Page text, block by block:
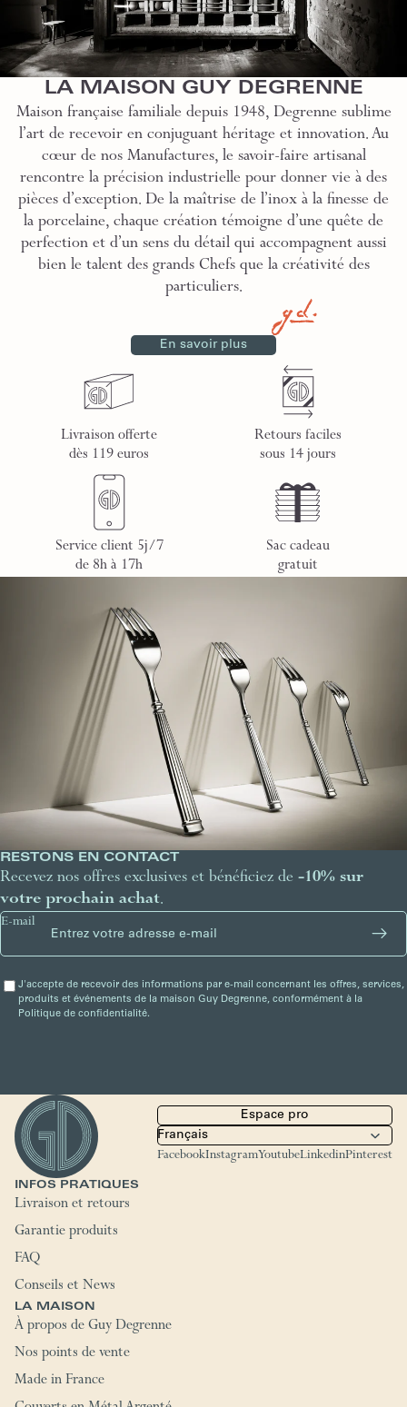
LA MAISON GUY DEGRENNE
Maison française familiale depuis 1948, Degrenne sublime
l’art de recevoir en conjuguant héritage et innovation. Au
cœur de nos Manufactures, le savoir-faire artisanal
rencontre la précision industrielle pour donner vie à des
pièces d’exception. De la maîtrise de l’inox à la finesse de
la porcelaine, chaque création témoigne d’une quête de
perfection et d’un sens du détail qui accompagnent aussi
bien le talent des grands Chefs que la créativité des
particuliers.
En savoir plus
Livraison offerte
dès 119 euros
Retours faciles
sous 14 jours
Service client 5j/7
de 8h à 17h
Sac cadeau
gratuit
RESTONS EN CONTACT
Recevez nos offres exclusives et bénéficiez de -10% sur
votre prochain achat.
E-mail
J'accepte de recevoir des informations par e-mail concernant les offres, services,
produits et événements de la maison Guy Degrenne, conformément à la
Politique de confidentialité.
Espace pro
FacebookInstagramYoutubeLinkedinPinterest
INFOS PRATIQUES
Livraison et retours
Garantie produits
FAQ
Conseils et News
LA MAISON
À propos de Guy Degrenne
Nos points de vente
Made in France